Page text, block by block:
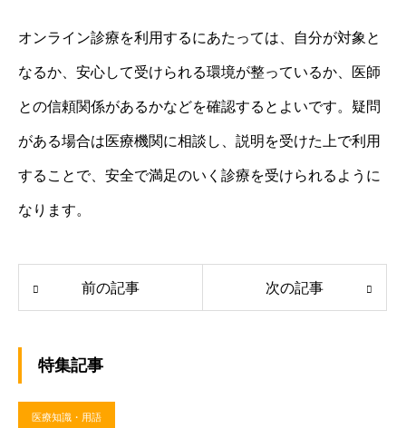
オンライン診療を利用するにあたっては、自分が対象と
なるか、安心して受けられる環境が整っているか、医師
との信頼関係があるかなどを確認するとよいです。疑問
がある場合は医療機関に相談し、説明を受けた上で利用
することで、安全で満足のいく診療を受けられるように
なります。
前の記事 次の記事
特集記事
医療知識・用語